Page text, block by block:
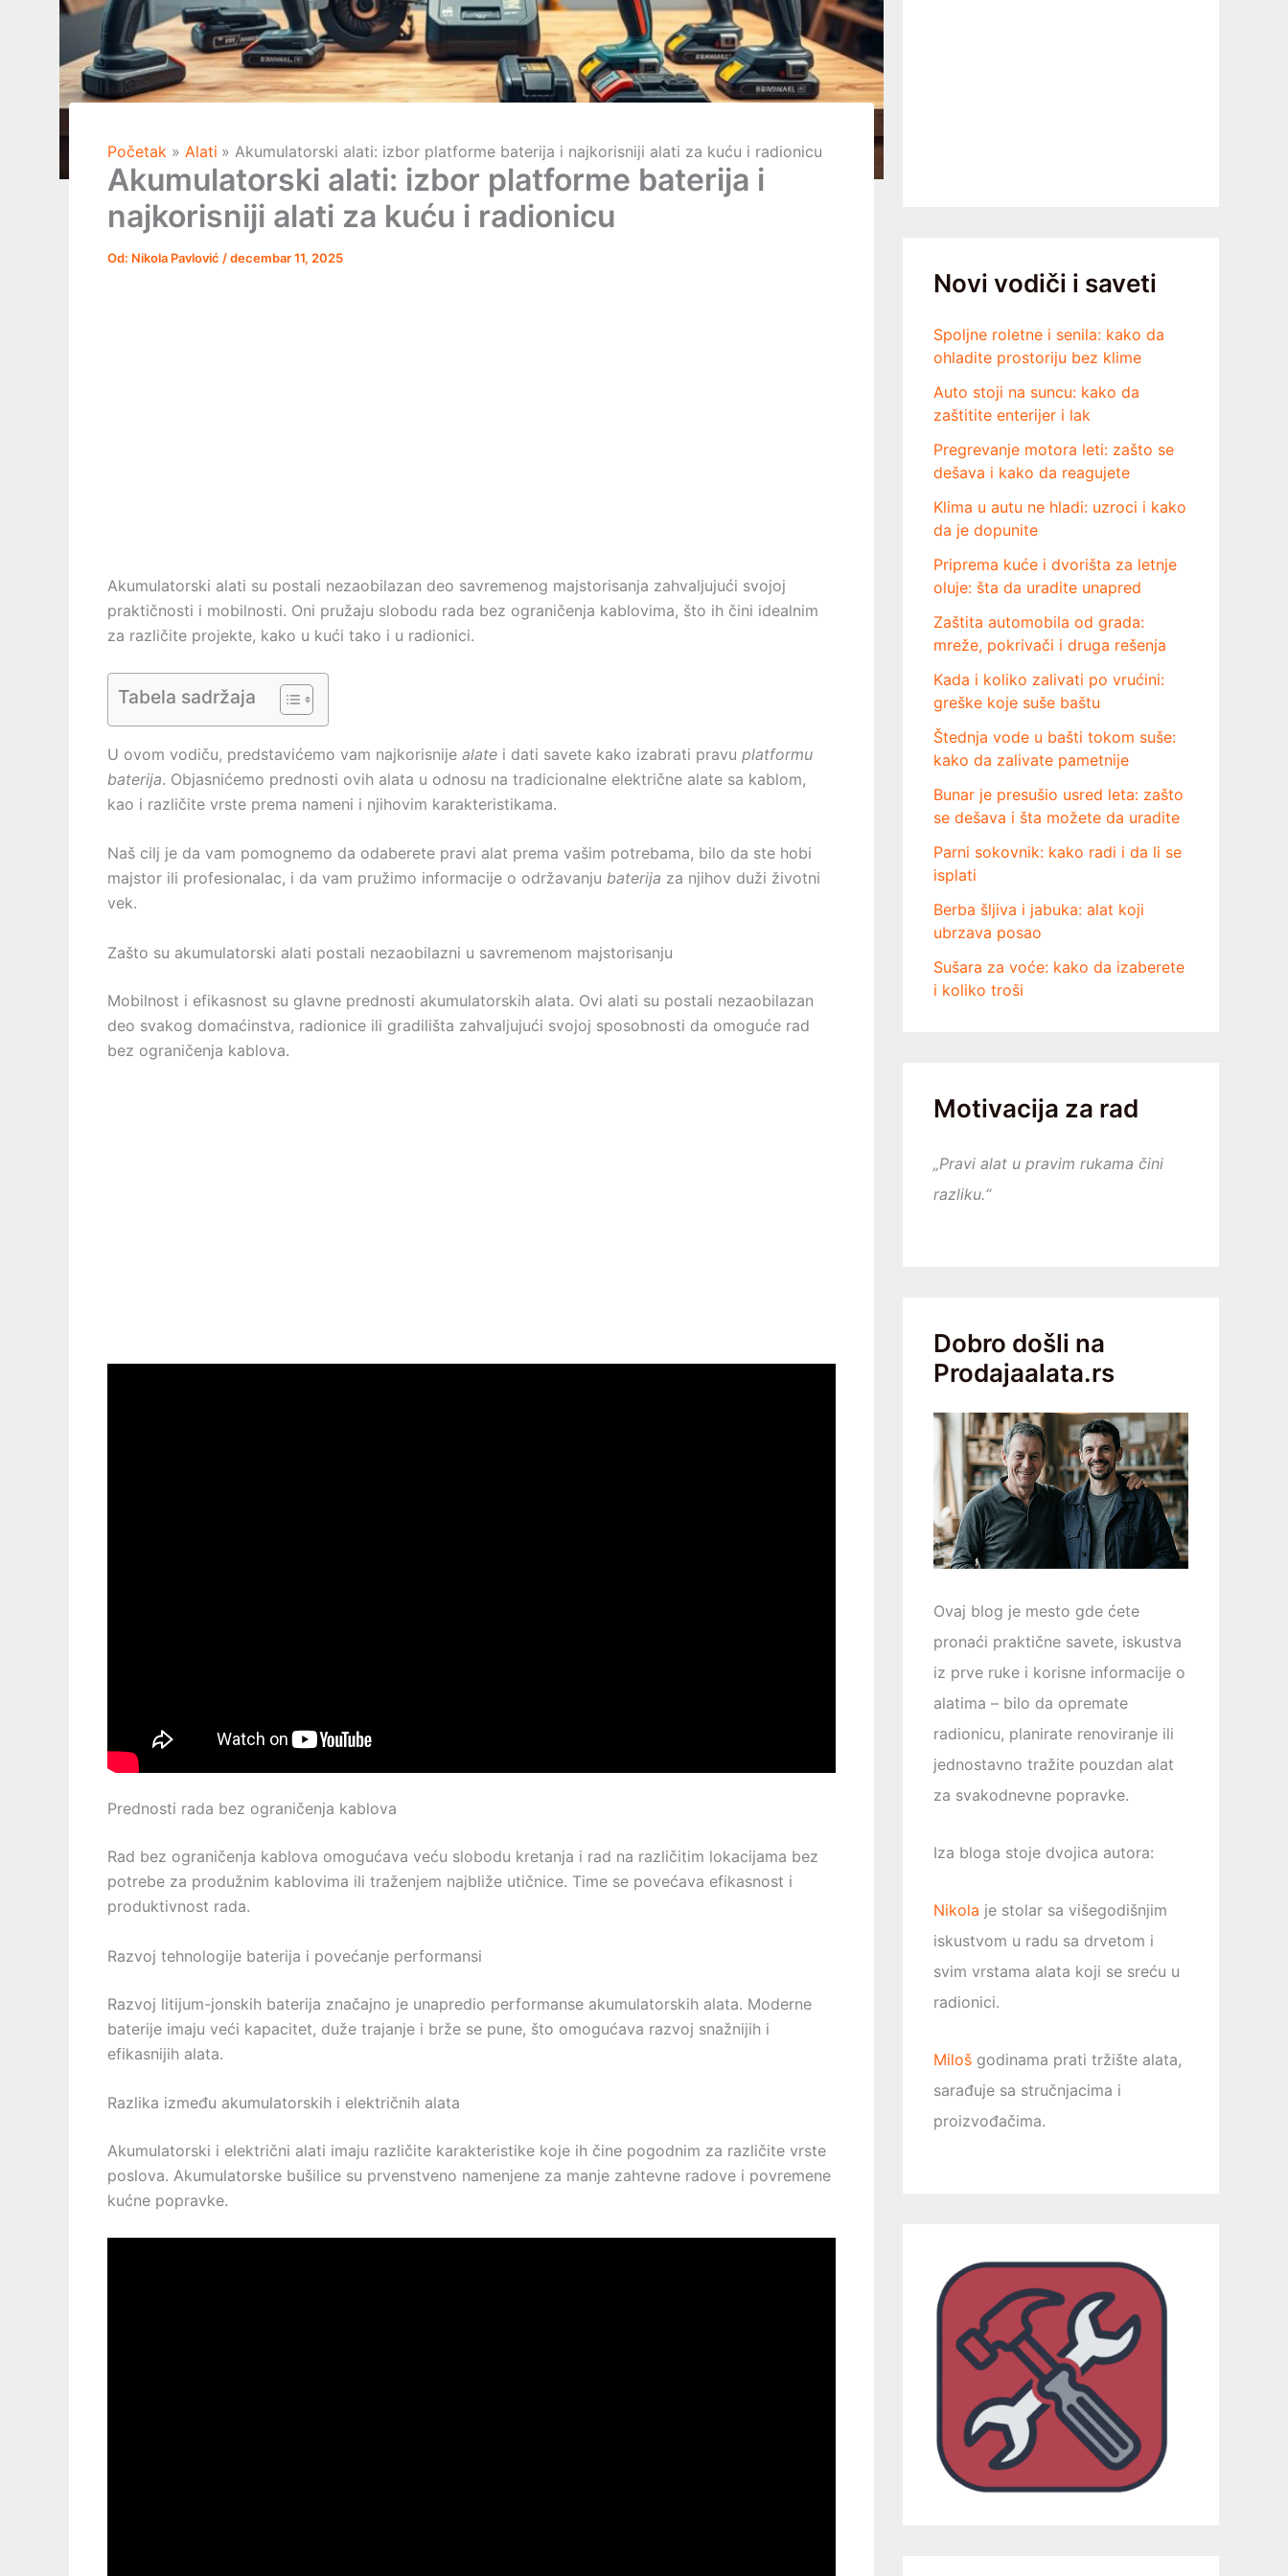
Početak Alati Akumulatorski alati: izbor platforme baterija i najkorisniji alati za kuću i radionicu
Akumulatorski alati: izbor platforme baterija i
najkorisniji alati za kuću i radionicu
Od: Nikola Pavlović /decembar 11, 2025
Akumulatorski alati su postali nezaobilazan deo savremenog majstorisanja zahvaljujući svojoj
praktičnosti i mobilnosti. Oni pružaju slobodu rada bez ograničenja kablovima, što ih čini idealnim
za različite projekte, kako u kući tako i u radionici.
Tabela sadržaja
U ovom vodiču, predstavićemo vam najkorisnije alate i dati savete kako izabrati pravu platformu
baterija. Objasnićemo prednosti ovih alata u odnosu na tradicionalne električne alate sa kablom,
kao i različite vrste prema nameni i njihovim karakteristikama.
Naš cilj je da vam pomognemo da odaberete pravi alat prema vašim potrebama, bilo da ste hobi
majstor ili profesionalac, i da vam pružimo informacije o održavanju baterija za njihov duži životni
vek.
Zašto su akumulatorski alati postali nezaobilazni u savremenom majstorisanju
Mobilnost i efikasnost su glavne prednosti akumulatorskih alata. Ovi alati su postali nezaobilazan
deo svakog domaćinstva, radionice ili gradilišta zahvaljujući svojoj sposobnosti da omoguće rad
bez ograničenja kablova.
Prednosti rada bez ograničenja kablova
Rad bez ograničenja kablova omogućava veću slobodu kretanja i rad na različitim lokacijama bez
potrebe za produžnim kablovima ili traženjem najbliže utičnice. Time se povećava efikasnost i
produktivnost rada.
Razvoj tehnologije baterija i povećanje performansi
Razvoj litijum-jonskih baterija značajno je unapredio performanse akumulatorskih alata. Moderne
baterije imaju veći kapacitet, duže trajanje i brže se pune, što omogućava razvoj snažnijih i
efikasnijih alata.
Razlika između akumulatorskih i električnih alata
Akumulatorski i električni alati imaju različite karakteristike koje ih čine pogodnim za različite vrste
poslova. Akumulatorske bušilice su prvenstveno namenjene za manje zahtevne radove i povremene
kućne popravke.
Novi vodiči i saveti
Spoljne roletne i senila: kako da
ohladite prostoriju bez klime
Auto stoji na suncu: kako da
zaštitite enterijer i lak
Pregrevanje motora leti: zašto se
dešava i kako da reagujete
Klima u autu ne hladi: uzroci i kako
da je dopunite
Priprema kuće i dvorišta za letnje
oluje: šta da uradite unapred
Zaštita automobila od grada:
mreže, pokrivači i druga rešenja
Kada i koliko zalivati po vrućini:
greške koje suše baštu
Štednja vode u bašti tokom suše:
kako da zalivate pametnije
Bunar je presušio usred leta: zašto
se dešava i šta možete da uradite
Parni sokovnik: kako radi i da li se
isplati
Berba šljiva i jabuka: alat koji
ubrzava posao
Sušara za voće: kako da izaberete
i koliko troši
Motivacija za rad
„Pravi alat u pravim rukama čini
razliku.“
Dobro došli na
Prodajaalata.rs
Ovaj blog je mesto gde ćete
pronaći praktične savete, iskustva
iz prve ruke i korisne informacije o
alatima – bilo da opremаtе
radionicu, planirate renoviranje ili
jednostavno tražite pouzdan alat
za svakodnevne popravke.
Iza bloga stoje dvojica autora:
Nikola je stolar sa višegodišnjim
iskustvom u radu sa drvetom i
svim vrstama alata koji se sreću u
radionici.
Miloš godinama prati tržište alata,
sarađuje sa stručnjacima i
proizvođačima.